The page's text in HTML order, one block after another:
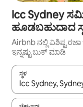
Icc Sydney
ಹೂಡಬಹುದಾದ
Airbnb ನಲ್ಲಿ ವಿಶಿಷ್ಟ
ಇನ್ನಷ್ಟು ಬುಕ್ ಮಾಡಿ
ಸ್ಥಳ
ಫಲಿತಾಂಶಗಳು